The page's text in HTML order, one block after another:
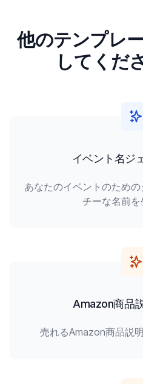
他のテンプレ
してくだ
イベント名ジ
あなたのイベントのため
チーな名前
Amazon商品
売れるAmazon商品説